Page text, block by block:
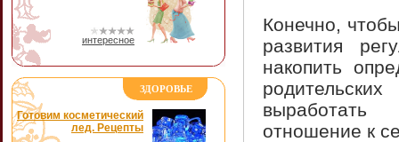
интересное
ЗДОРОВЬЕ
Готовим косметический
лед. Рецепты
Конечно,
развития
накопить
выработать
отношение к